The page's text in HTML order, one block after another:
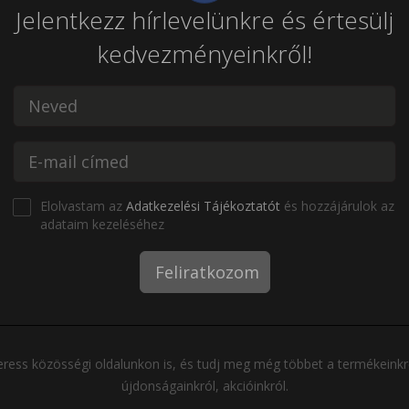
Jelentkezz hírlevelünkre és értesülj
kedvezményeinkről!
Elolvastam az Adatkezelési Tájékoztatót és hozzájárulok az
adataim kezeléséhez
Feliratkozom
közösségi oldalunkon is, és tudj meg még többet a
újdonságainkról, akcióinkról.